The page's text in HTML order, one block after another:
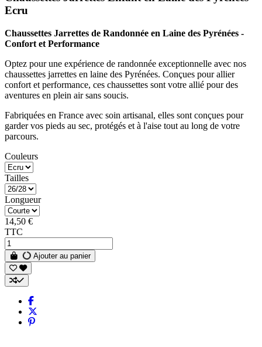
Ecru
Chaussettes Jarrettes de Randonnée en Laine des Pyrénées -
Confort et Performance
Optez pour une expérience de randonnée exceptionnelle avec nos
chaussettes jarrettes en laine des Pyrénées. Conçues pour allier
confort et performance, ces chaussettes sont votre allié pour des
aventures en plein air sans soucis.
Fabriquées en France avec soin artisanal, elles sont conçues pour
garder vos pieds au sec, protégés et à l'aise tout au long de votre
parcours.
Couleurs
Tailles
Longueur
14,50 €
TTC
Ajouter au panier